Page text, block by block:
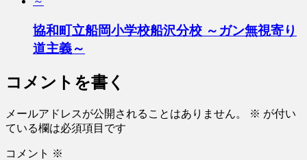
協和町立船岡小学校船沢分校 ～ガン無視寄り
道主義～
コメントを書く
メールアドレスが公開されることはありません。 ※ が付い
ている欄は必須項目です
コメント ※